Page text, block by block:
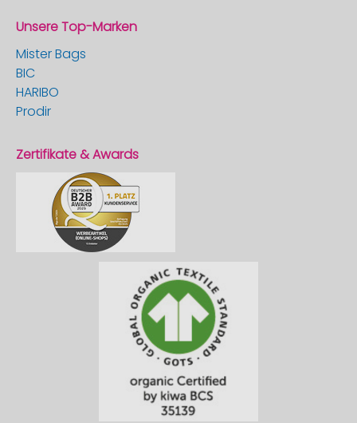
Unsere Top-Marken
Mister Bags
BIC
HARIBO
Prodir
Zertifikate & Awards